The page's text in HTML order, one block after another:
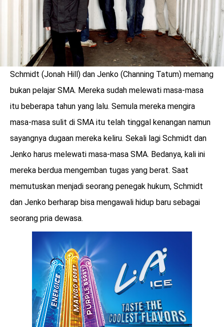
benefit
menarik
Schmidt (Jonah Hill) dan Jenko (Channing Tatum) memang
bukan pelajar SMA. Mereka sudah melewati masa-masa
itu beberapa tahun yang lalu. Semula mereka mengira
masa-masa sulit di SMA itu telah tinggal kenangan namun
sayangnya dugaan mereka keliru. Sekali lagi Schmidt dan
Jenko harus melewati masa-masa SMA. Bedanya, kali ini
mereka berdua mengemban tugas yang berat. Saat
memutuskan menjadi seorang penegak hukum, Schmidt
dan Jenko berharap bisa mengawali hidup baru sebagai
seorang pria dewasa.